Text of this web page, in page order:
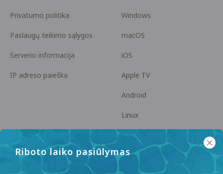
Riboto laiko pasiūlymas
Privatumo politika
Paslaugų teikimo sąlygos
Serverio informacija
IP adreso paieška
Windows
macOS
iOS
Apple TV
Android
Linux
Android TV
Pagalbos centras Bendradarbiavimas